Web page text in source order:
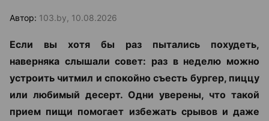
Автор: 103.by, 10.08.2026
Если вы хотя бы раз пытались похудеть,
наверняка слышали совет: раз в неделю можно
устроить читмил и спокойно съесть бургер, пиццу
или любимый десерт. Одни уверены, что такой
прием пищи помогает избежать срывов и даже